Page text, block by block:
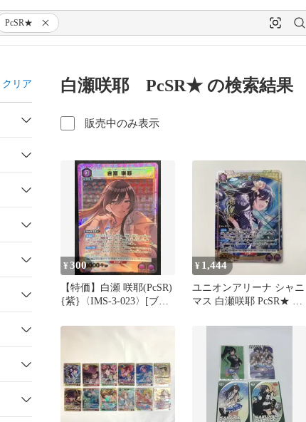
PcSR★
クリア 白瀬咲耶 PcSR★ の検索結果
販売中のみ表示
¥300
【特価】白瀬 咲耶(PcSR)
{紫}〈IMS-3-023〉[ブー
スター シャイニーカラー
ャニマス
¥ 1,444
ユニオンアリーナ シャニ
マス 白瀬咲耶 PcSR★ 星